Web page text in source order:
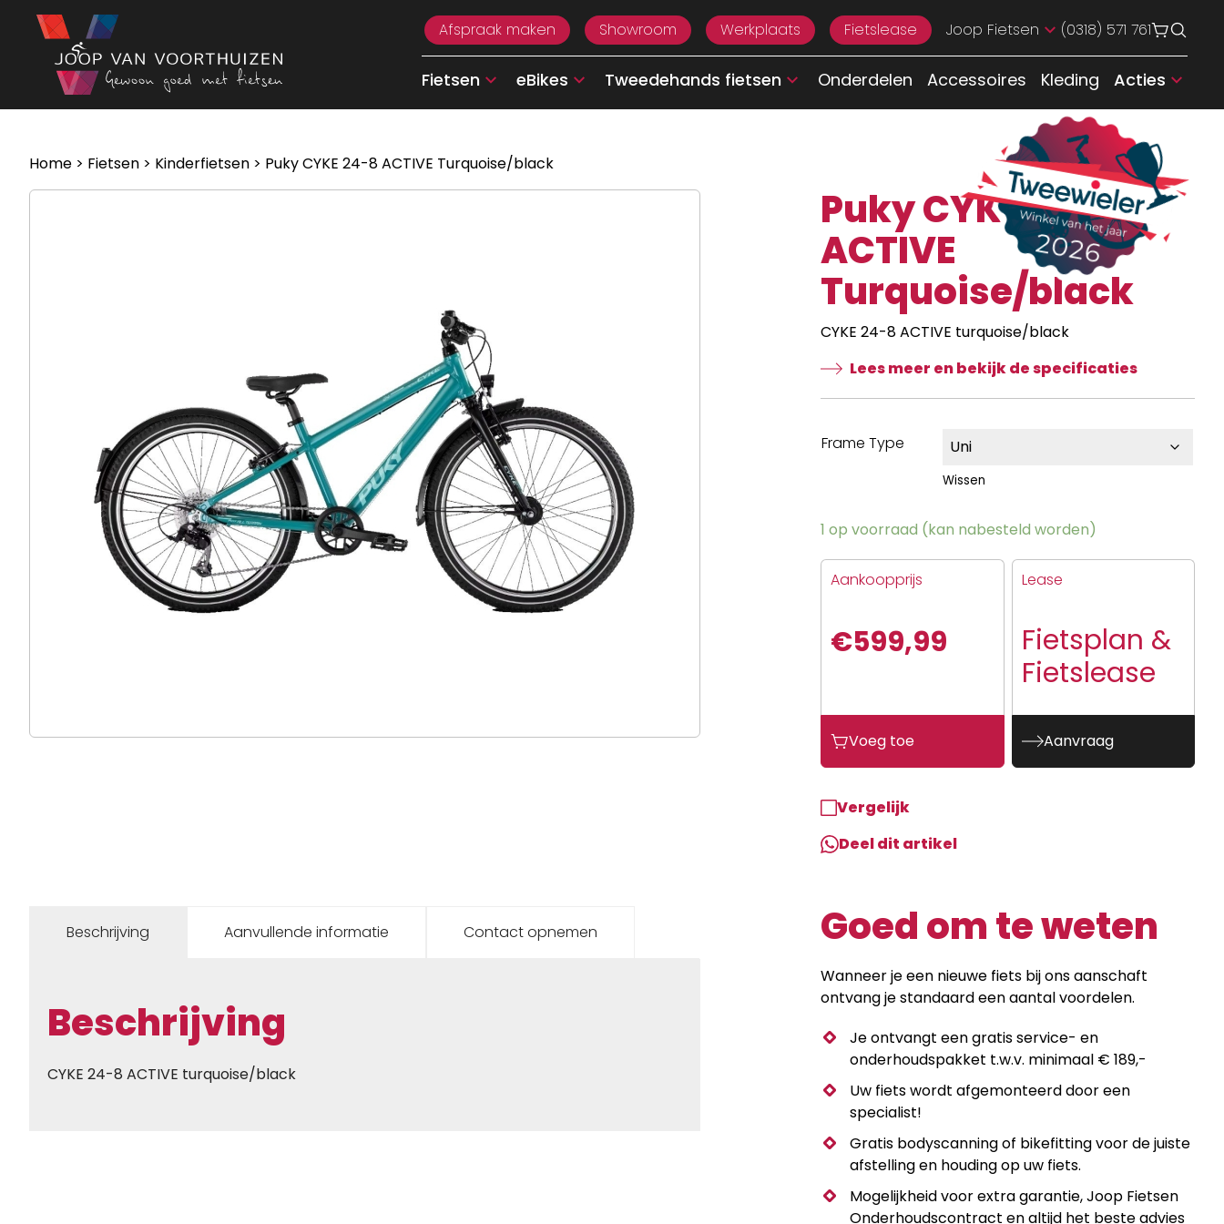
Ga naar de inhoud
Afspraak maken
Showroom Werkplaats Fietslease Joop Fietsen (0318) 571 761
Fietsen eBikes Tweedehands fietsen Onderdelen Accessoires Kleding Acties
Home > Fietsen > Kinderfietsen > Puky CYKE 24-8 ACTIVE Turquoise/black
Puky CYKE 24-8
ACTIVE
Turquoise/black
CYKE 24-8 ACTIVE turquoise/black
Lees meer en bekijk de specificaties
Frame Type
Wissen
1 op voorraad (kan nabesteld worden)
Aankoopprijs
€599,99
Voeg toe
Lease
Fietsplan &
Fietslease
Aanvraag
Vergelijk
Deel dit artikel
Beschrijving Aanvullende informatie Contact opnemen
Beschrijving
CYKE 24-8 ACTIVE turquoise/black
Goed om te weten
Wanneer je een nieuwe fiets bij ons aanschaft
ontvang je standaard een aantal voordelen.
Je ontvangt een gratis service- en
onderhoudspakket t.w.v. minimaal € 189,-
Uw fiets wordt afgemonteerd door een
specialist!
Gratis bodyscanning of bikefitting voor de juiste
afstelling en houding op uw fiets.
Mogelijkheid voor extra garantie, Joop Fietsen
Onderhoudscontract en altijd het beste advies